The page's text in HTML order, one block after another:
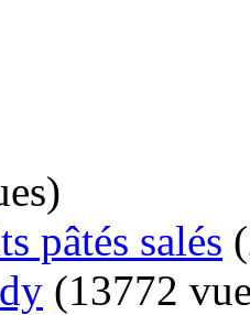
pâtés salés
(13772